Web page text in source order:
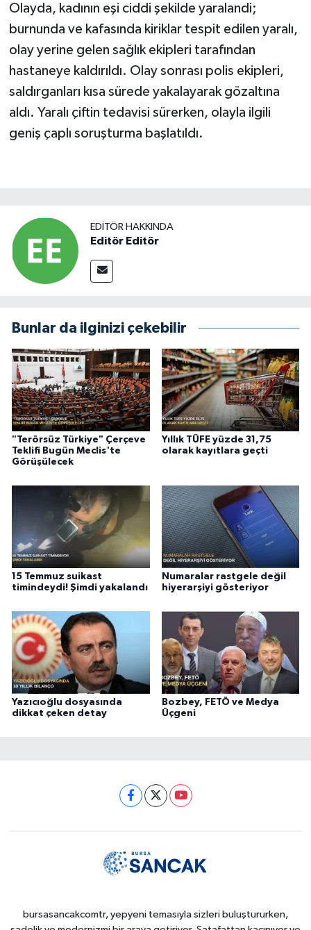
Olayda, kadının eşi ciddi şekilde yaralandi;
burnunda ve kafasında kiriklar tespit edilen yaralı,
olay yerine gelen sağlık ekipleri tarafından
hastaneye kaldırıldı. Olay sonrası polis ekipleri,
saldırganları kısa sürede yakalayarak gözaltına
aldı. Yaralı çiftin tedavisi sürerken, olayla ilgili
geniş çaplı soruşturma başlatıldı.
EDITÖR HAKKINDA
Editör Editör
Bunlar da ilginizi çekebilir
"Terörsüz Türkiye" Çerçeve
Teklifi Bugün Meclis'te
Görüşülecek
Yıllık TÜFE yüzde 31,75
olarak kayıtlara geçti
15 Temmuz suikast
timindeydi! Şimdi yakalandı
Numaralar rastgele değil
hiyerarşiyi gösteriyor
Yazıcıoğlu dosyasında
dikkat çeken detay
Bozbey, FETÖ ve Medya
Üçgeni
bursasancakcomtr, yepyeni temasıyla sizleri buluştururken,